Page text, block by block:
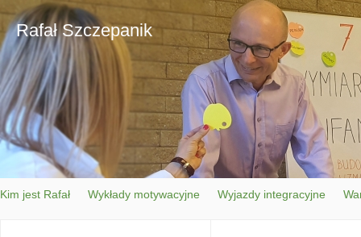
Rafał Szczepanik
Kim jest Rafał Wykłady motywacyjne Wyjazdy integracyjne